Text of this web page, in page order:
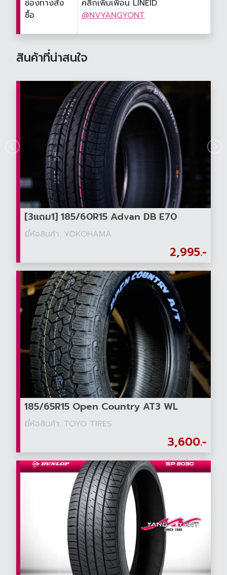
ช่องทางสั่ง
ซื้อ
คลิกเพิ่มเพื่อน LINEID
@NVYANGYONT
สินค้าที่น่าสนใจ
[3แถม1] 185/60R15 Advan DB E70
ยี่ห้อสินค้า: YOKOHAMA
2,995.-
185/65R15 Open Country AT3 WL
ยี่ห้อสินค้า: TOYO TIRES
3,600.-